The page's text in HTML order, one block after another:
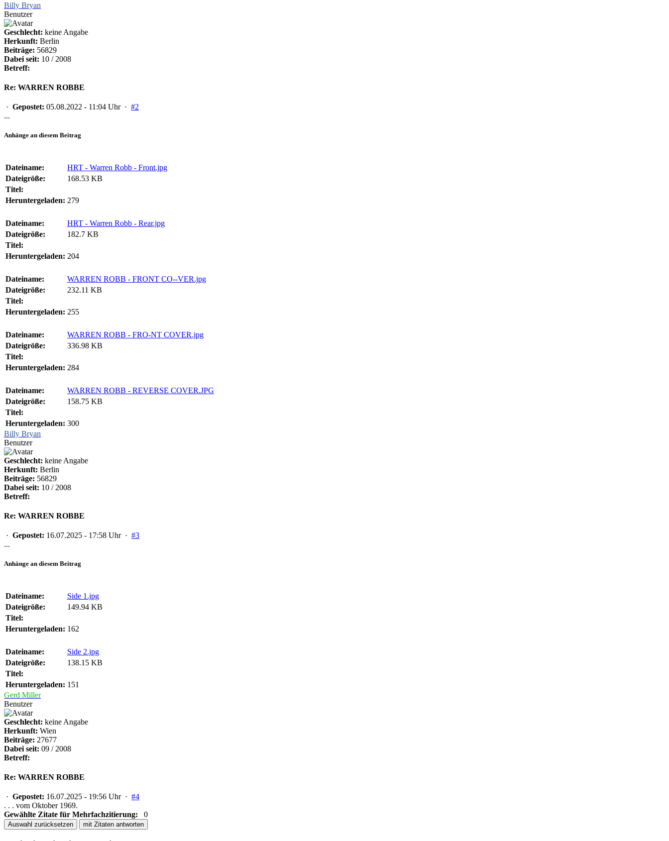
Billy Bryan
Benutzer
Geschlecht: keine Angabe
Herkunft: Berlin
Beiträge: 56829
Dabei seit: 10 / 2008
Betreff:
Re: WARREN ROBBE
· Gepostet: 05.08.2022 - 11:04 Uhr · #2
...
Anhänge an diesem Beitrag
Dateiname:
HRT - Warren Robb - Front.jpg
Dateigröße:
168.53 KB
Titel:
Heruntergeladen: 279
Dateiname:
HRT - Warren Robb - Rear.jpg
Dateigröße:
182.7 KB
Titel:
Heruntergeladen: 204
Dateiname:
WARREN ROBB - FRONT CO--VER.jpg
Dateigröße:
232.11 KB
Titel:
Heruntergeladen: 255
Dateiname:
WARREN ROBB - FRO-NT COVER.jpg
Dateigröße:
336.98 KB
Titel:
Heruntergeladen: 284
Dateiname:
WARREN ROBB - REVERSE COVER.JPG
Dateigröße:
158.75 KB
Titel:
Heruntergeladen: 300
Billy Bryan
Benutzer
Geschlecht: keine Angabe
Herkunft: Berlin
Beiträge: 56829
Dabei seit: 10 / 2008
Betreff:
Re: WARREN ROBBE
· Gepostet: 16.07.2025 - 17:58 Uhr · #3
...
Anhänge an diesem Beitrag
Dateiname:
Side 1.jpg
Dateigröße:
149.94 KB
Titel:
Heruntergeladen: 162
Dateiname:
Side 2.jpg
Dateigröße:
138.15 KB
Titel:
Heruntergeladen: 151
Gerd Miller
Benutzer
Geschlecht: keine Angabe
Herkunft: Wien
Beiträge: 27677
Dabei seit: 09 / 2008
Betreff:
Re: WARREN ROBBE
· Gepostet: 16.07.2025 - 19:56 Uhr · #4
. . . vom Oktober 1969.
Gewählte Zitate für Mehrfachzitierung:
0
Auswahl zurücksetzen mit Zitaten antworten